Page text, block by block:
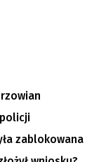
zablokowana